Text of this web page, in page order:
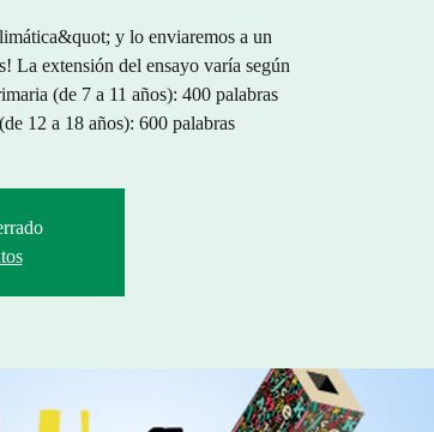
y lo enviaremos a un
La extensión del ensayo varía según
(de 7 a 11 años): 400 palabras
12 a 18 años): 600 palabras